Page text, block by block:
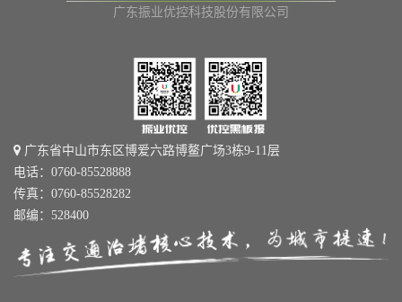
广东振业优控科技股份有限公司
广东省中山市东区博爱六路博鳌广场3栋9-11层
电话：0760-85528888
传真：0760-85528282
邮编：528400